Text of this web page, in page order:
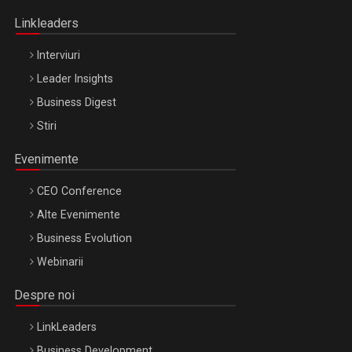
Linkleaders
Interviuri
Leader Insights
Business Digest
Stiri
Evenimente
CEO Conference
Alte Evenimente
Business Evolution
Webinarii
Despre noi
LinkLeaders